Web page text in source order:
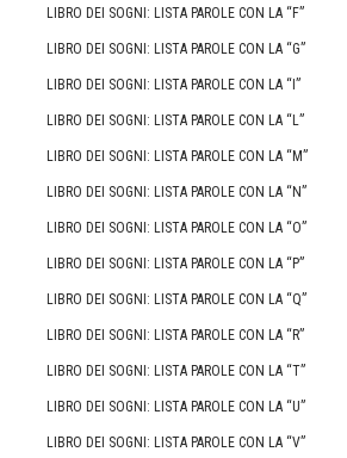
LIBRO DEI SOGNI: LISTA PAROLE CON LA “F”
LIBRO DEI SOGNI: LISTA PAROLE CON LA “G”
LIBRO DEI SOGNI: LISTA PAROLE CON LA “I”
LIBRO DEI SOGNI: LISTA PAROLE CON LA “L”
LIBRO DEI SOGNI: LISTA PAROLE CON LA “M”
LIBRO DEI SOGNI: LISTA PAROLE CON LA “N”
LIBRO DEI SOGNI: LISTA PAROLE CON LA “O”
LIBRO DEI SOGNI: LISTA PAROLE CON LA “P”
LIBRO DEI SOGNI: LISTA PAROLE CON LA “Q”
LIBRO DEI SOGNI: LISTA PAROLE CON LA “R”
LIBRO DEI SOGNI: LISTA PAROLE CON LA “T”
LIBRO DEI SOGNI: LISTA PAROLE CON LA “U”
LIBRO DEI SOGNI: LISTA PAROLE CON LA “V”